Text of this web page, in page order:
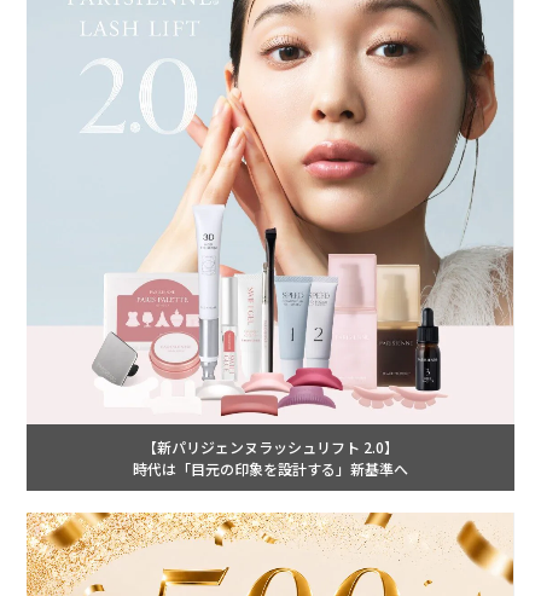
【新パリジェンヌラッシュリフト 2.0】
時代は「目元の印象を設計する」新基準へ